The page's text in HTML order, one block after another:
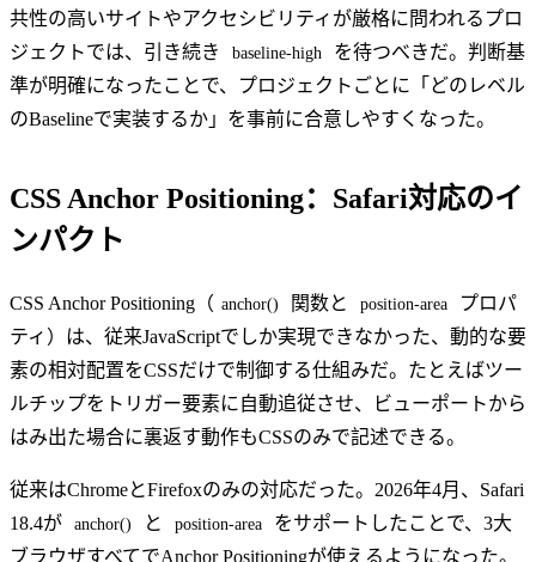
共性の高いサイトやアクセシビリティが厳格に問われるプロ
ジェクトでは、引き続き
baseline-high
を待つべきだ。判断基
準が明確になったことで、プロジェクトごとに「どのレベル
のBaselineで実装するか」を事前に合意しやすくなった。
CSS Anchor Positioning：Safari対応のイ
ンパクト
CSS Anchor Positioning（ anchor() 関数と position-area
プロパ
ティ）は、従来JavaScriptでしか実現できなかった、動的な要
素の相対配置をCSSだけで制御する仕組みだ。たとえばツー
ルチップをトリガー要素に自動追従させ、ビューポートから
はみ出た場合に裏返す動作もCSSのみで記述できる。
従来はChromeとFirefoxのみの対応だった。2026年4月、Safari
18.4が
anchor() と position-area
をサポートしたことで、3大
ブラウザすべてでAnchor Positioningが使えるようになった。